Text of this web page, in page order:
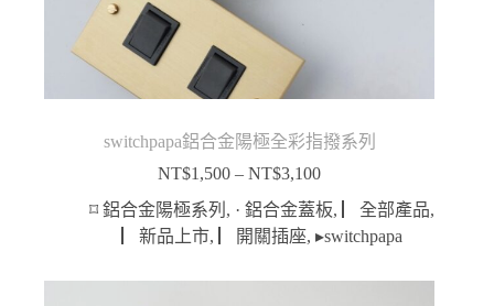
switchpapa鋁合金陽極全彩指撥系列
NT$1,500 – NT$3,100價
格
範
NT$1,500
⌑ 鋁合金陽極系列 , · 鋁合金蓋板, ▏全部產品,
▏新品上市, ▏開關插座, ▸switchpapa